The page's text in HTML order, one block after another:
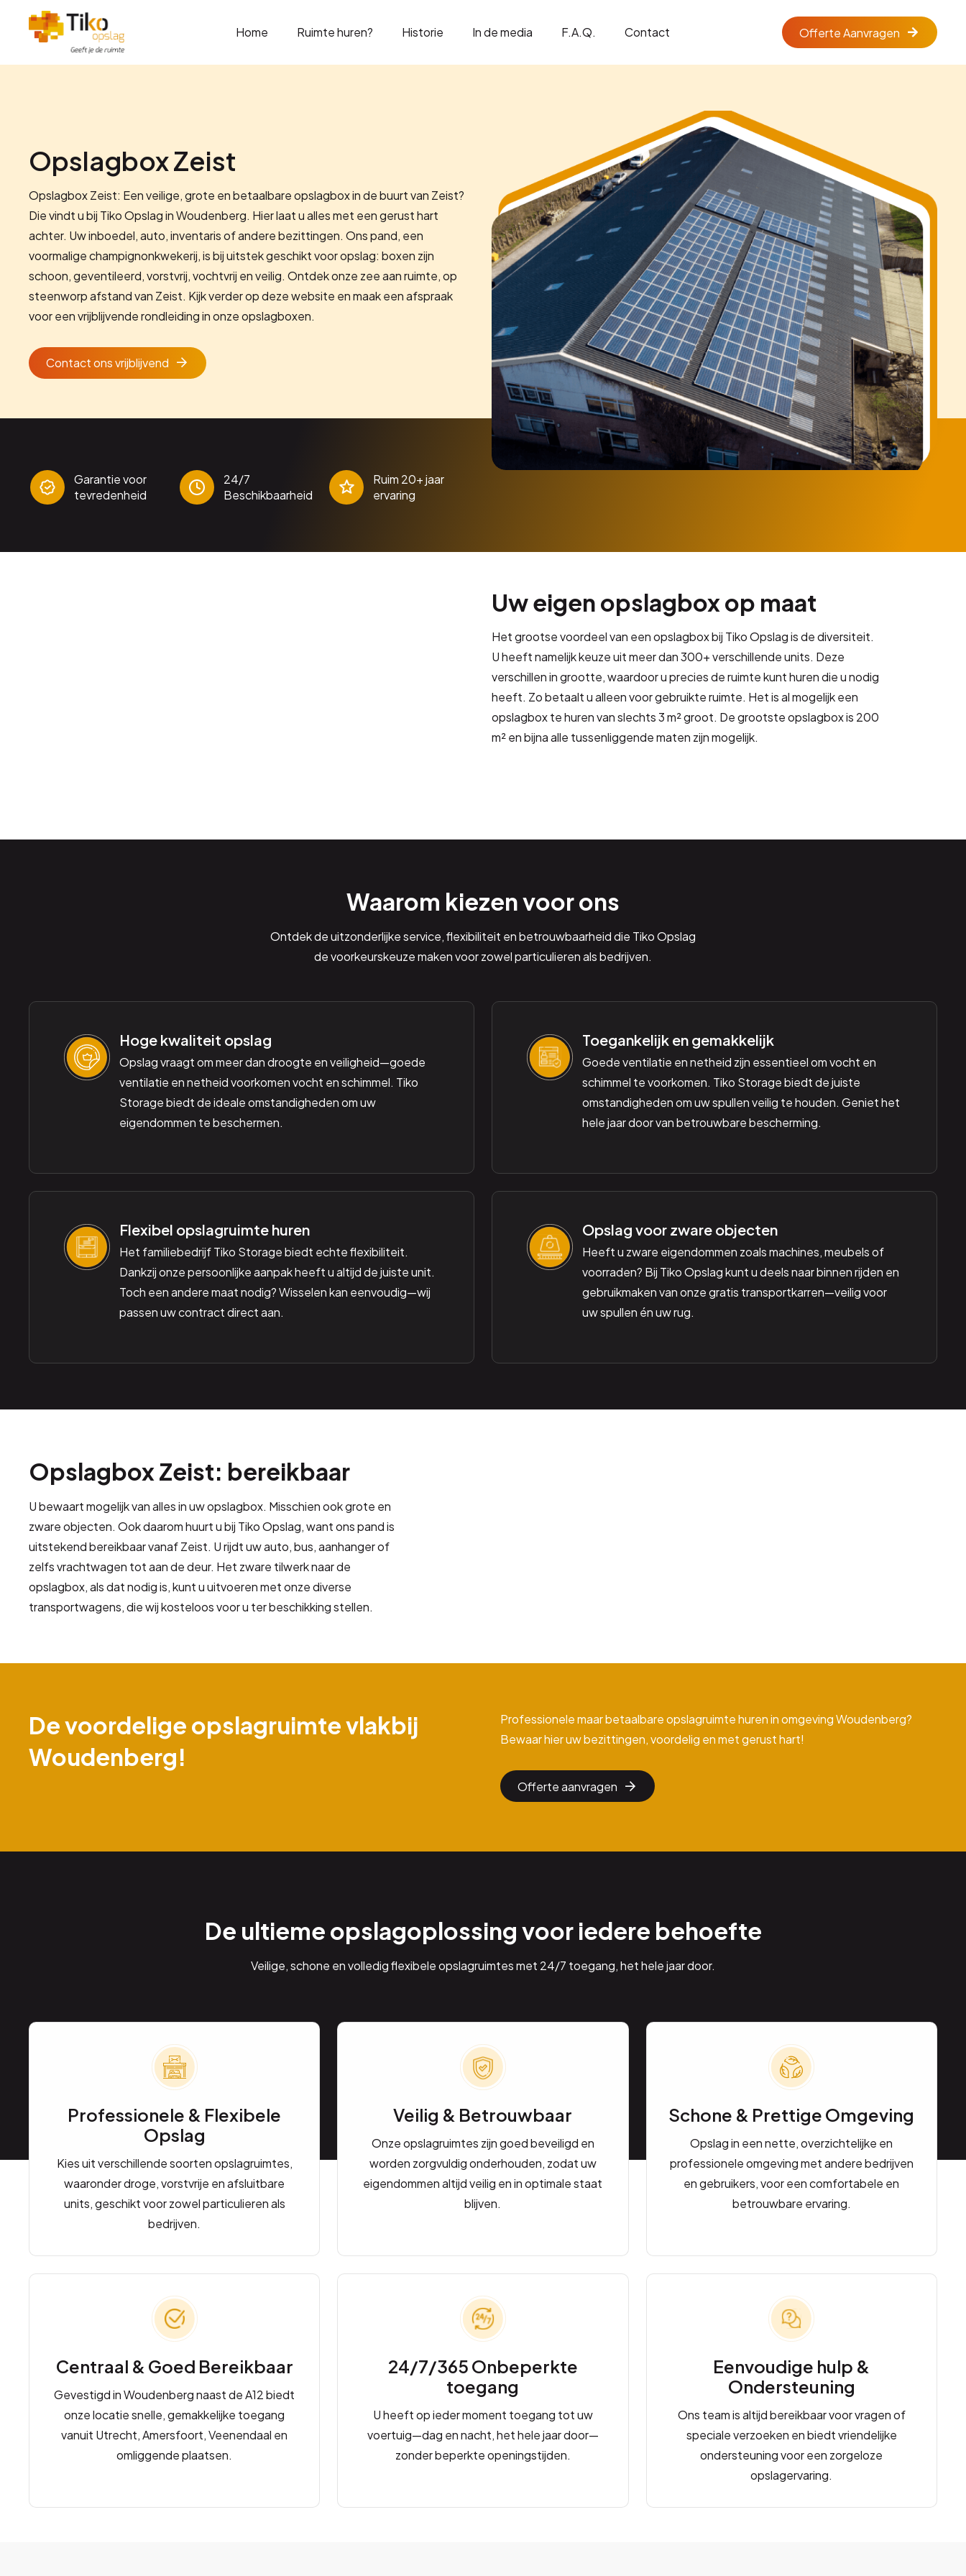
Home Ruimte huren? Historie In de media F.A.Q. Contact Offerte Aanvragen
Opslagbox Zeist
Opslagbox Zeist: Een veilige, grote en betaalbare opslagbox in de buurt van Zeist?
Die vindt u bij Tiko Opslag in Woudenberg. Hier laat u alles met een gerust hart
achter. Uw inboedel, auto, inventaris of andere bezittingen. Ons pand, een
voormalige champignonkwekerij, is bij uitstek geschikt voor opslag: boxen zijn
schoon, geventileerd, vorstvrij, vochtvrij en veilig. Ontdek onze zee aan ruimte, op
steenworp afstand van Zeist. Kijk verder op deze website en maak een afspraak
voor een vrijblijvende rondleiding in onze opslagboxen.
Contact ons vrijblijvend
Garantie voor
tevredenheid
24/7
Beschikbaarheid
Ruim 20+ jaar
ervaring
Uw eigen opslagbox op maat
Het grootse voordeel van een opslagbox bij Tiko Opslag is de diversiteit.
U heeft namelijk keuze uit meer dan 300+ verschillende units. Deze
verschillen in grootte, waardoor u precies de ruimte kunt huren die u nodig
heeft. Zo betaalt u alleen voor gebruikte ruimte. Het is al mogelijk een
opslagbox te huren van slechts 3 m² groot. De grootste opslagbox is 200
m² en bijna alle tussenliggende maten zijn mogelijk.
Waarom kiezen voor ons
Ontdek de uitzonderlijke service, flexibiliteit en betrouwbaarheid die Tiko Opslag
de voorkeurskeuze maken voor zowel particulieren als bedrijven.
Hoge kwaliteit opslag
Opslag vraagt om meer dan droogte en veiligheid—goede
ventilatie en netheid voorkomen vocht en schimmel. Tiko
Storage biedt de ideale omstandigheden om uw
eigendommen te beschermen.
Flexibel opslagruimte huren
Het familiebedrijf Tiko Storage biedt echte flexibiliteit.
Dankzij onze persoonlijke aanpak heeft u altijd de juiste unit.
Toch een andere maat nodig? Wisselen kan eenvoudig—wij
passen uw contract direct aan.
Toegankelijk en gemakkelijk
Goede ventilatie en netheid zijn essentieel om vocht en
schimmel te voorkomen. Tiko Storage biedt de juiste
omstandigheden om uw spullen veilig te houden. Geniet het
hele jaar door van betrouwbare bescherming.
Opslag voor zware objecten
Heeft u zware eigendommen zoals machines, meubels of
voorraden? Bij Tiko Opslag kunt u deels naar binnen rijden en
gebruikmaken van onze gratis transportkarren—veilig voor
uw spullen én uw rug.
Opslagbox Zeist: bereikbaar
U bewaart mogelijk van alles in uw opslagbox. Misschien ook grote en
zware objecten. Ook daarom huurt u bij Tiko Opslag, want ons pand is
uitstekend bereikbaar vanaf Zeist. U rijdt uw auto, bus, aanhanger of
zelfs vrachtwagen tot aan de deur. Het zware tilwerk naar de
opslagbox, als dat nodig is, kunt u uitvoeren met onze diverse
transportwagens, die wij kosteloos voor u ter beschikking stellen.
De voordelige opslagruimte vlakbij
Woudenberg!
Professionele maar betaalbare opslagruimte huren in omgeving Woudenberg?
Bewaar hier uw bezittingen, voordelig en met gerust hart!
Offerte aanvragen
De ultieme opslagoplossing voor iedere behoefte
Veilige, schone en volledig flexibele opslagruimtes met 24/7 toegang, het hele jaar door.
Professionele & Flexibele
Opslag
Kies uit verschillende soorten opslagruimtes,
waaronder droge, vorstvrije en afsluitbare
units, geschikt voor zowel particulieren als
bedrijven.
Veilig & Betrouwbaar
Onze opslagruimtes zijn goed beveiligd en
worden zorgvuldig onderhouden, zodat uw
eigendommen altijd veilig en in optimale staat
blijven.
Schone & Prettige Omgeving
Opslag in een nette, overzichtelijke en
professionele omgeving met andere bedrijven
en gebruikers, voor een comfortabele en
betrouwbare ervaring.
Centraal & Goed Bereikbaar
Gevestigd in Woudenberg naast de A12 biedt
onze locatie snelle, gemakkelijke toegang
vanuit Utrecht, Amersfoort, Veenendaal en
omliggende plaatsen.
24/7/365 Onbeperkte
toegang
U heeft op ieder moment toegang tot uw
voertuig—dag en nacht, het hele jaar door—
zonder beperkte openingstijden.
Eenvoudige hulp &
Ondersteuning
Ons team is altijd bereikbaar voor vragen of
speciale verzoeken en biedt vriendelijke
ondersteuning voor een zorgeloze
opslagervaring.